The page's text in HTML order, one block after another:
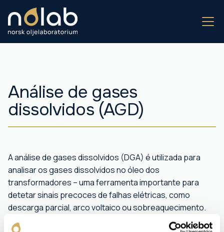
Análise de gases
dissolvidos (AGD)
A análise de gases dissolvidos (DGA) é utilizada para
analisar os gases dissolvidos no óleo dos
transformadores – uma ferramenta importante para
detetar sinais precoces de falhas elétricas, como
descarga parcial, arco voltaico ou sobreaquecimento.
A amostra é analisada por cromatografia gasosa, e são